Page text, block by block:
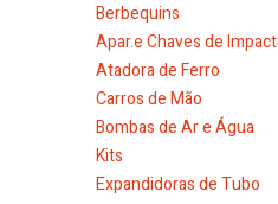
Berbequins
Apar.e Chaves de
Atadora de Ferro
Carros de Mão
Bombas de Ar e Água
Kits
Expandidoras de Tubo